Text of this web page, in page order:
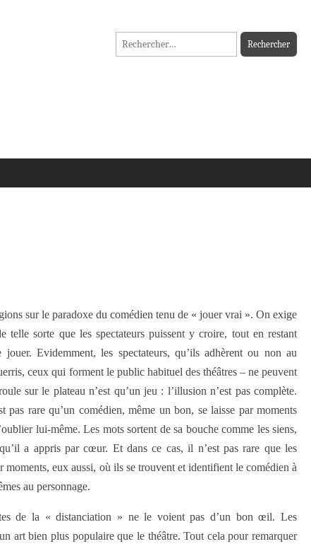
Rechercher :
sur le paradoxe du comédien tenu de « jouer vrai ». On exige
telle sorte que les spectateurs puissent y croire, tout en restant
Evidemment, les spectateurs, qu’ils adhèrent ou non au
ceux qui forment le public habituel des théâtres – ne peuvent
sur le plateau n’est qu’un jeu : l’illusion n’est pas complète.
pas rare qu’un comédien, même un bon, se laisse par moments
lui-même. Les mots sortent de sa bouche comme les siens,
a appris par cœur. Et dans ce cas, il n’est pas rare que les
moments, eux aussi, où ils se trouvent et identifient le comédien à
au personnage.
de la « distanciation » ne le voient pas d’un bon œil. Les
art bien plus populaire que le théâtre. Tout cela pour remarquer